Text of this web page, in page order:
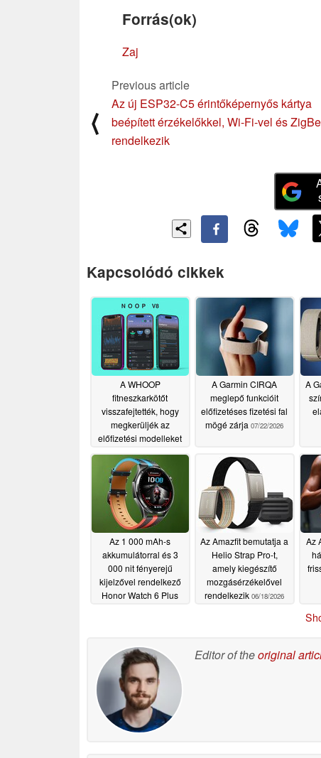
Forrás(ok)
Zaj
⟨
Previous article
Az új ESP32-C5 érintőképernyős kártya
beépített érzékelőkkel, Wi-Fi-vel és
rendelkezik
Kapcsolódó cikkek
A WHOOP
fitneszkarkötőt
visszafejtették, hogy
megkerüljék az
előfizetési modelleket
07/31/2026
A Garmin CIRQA
meglepő funkcióit
előfizetéses fizetési fal
mögé zárja 07/22/2026
A
Az 1 000 mAh-s
akkumulátorral és 3
000 nit fényerejű
kijelzővel rendelkező
Honor Watch 6 Plus
Az Amazfit bemutatja a
Helio Strap Pro-t,
amely kiegészítő
mozgásérzékelővel
rendelkezik 06/18/2026
Az
Editor of theoriginal